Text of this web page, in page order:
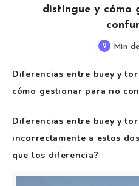
distingue y cómo
2 Min
Diferencias entre buey y
cómo gestionar para no
Diferencias entre buey y
incorrectamente a estos
que los diferencia?